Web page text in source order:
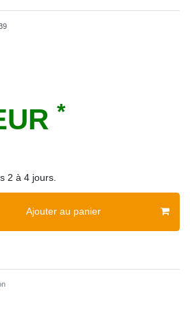
*
2 à 4 jours.
Ajouter au panier